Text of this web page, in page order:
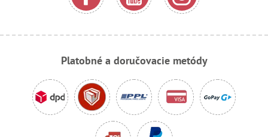
Platobné a doručovacie metódy